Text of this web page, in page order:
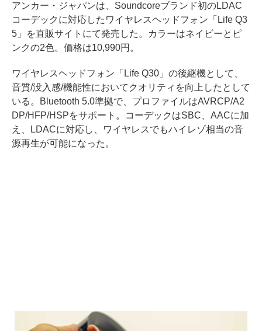
アンカー・ジャパンは、Soundcoreブランド初のLDAC
コーデックに対応したワイヤレスヘッドフォン「Life Q3
5」を直販サイトにて発売した。カラーはネイビーとピ
ンクの2色。価格は10,990円。
ワイヤレスヘッドフォン「Life Q30」の後継機として、
音質/没入感/機能性においてクオリティを向上したとして
いる。Bluetooth 5.0準拠で、プロファイルはAVRCP/A2
DP/HFP/HSPをサポート。コーデックはSBC、AACに加
え、LDACに対応し、ワイヤレスでもハイレゾ相当の音
源再生が可能になった。